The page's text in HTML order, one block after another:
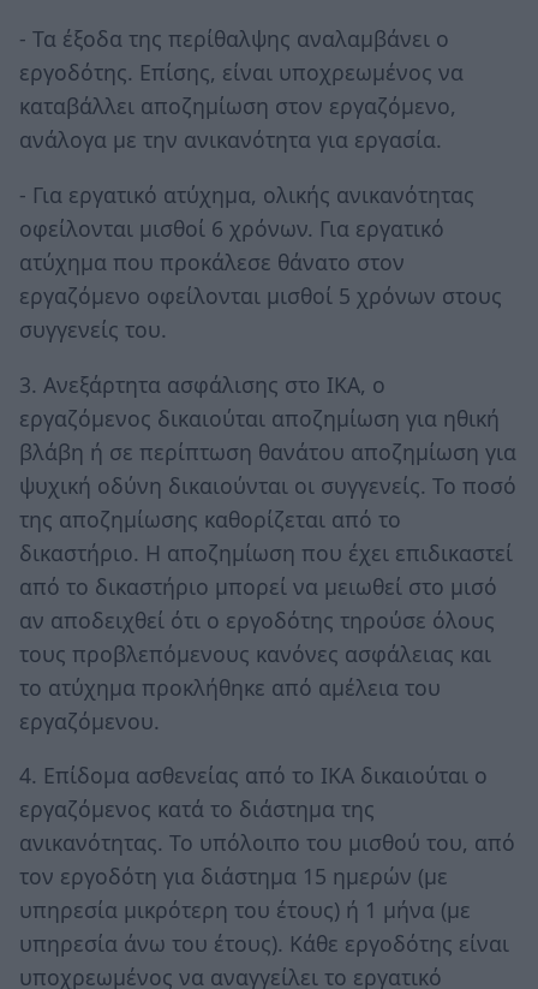
- Τα έξοδα της περίθαλψης αναλαμβάνει ο
εργοδότης. Επίσης, είναι υποχρεωμένος να
καταβάλλει αποζημίωση στον εργαζόμενο,
ανάλογα με την ανικανότητα για εργασία.
- Για εργατικό ατύχημα, ολικής ανικανότητας
οφείλονται μισθοί 6 χρόνων. Για εργατικό
ατύχημα που προκάλεσε θάνατο στον
εργαζόμενο οφείλονται μισθοί 5 χρόνων στους
συγγενείς του.
3. Ανεξάρτητα ασφάλισης στο ΙΚΑ, ο
εργαζόμενος δικαιούται αποζημίωση για ηθική
βλάβη ή σε περίπτωση θανάτου αποζημίωση για
ψυχική οδύνη δικαιούνται οι συγγενείς. Το ποσό
της αποζημίωσης καθορίζεται από το
δικαστήριο. Η αποζημίωση που έχει επιδικαστεί
από το δικαστήριο μπορεί να μειωθεί στο μισό
αν αποδειχθεί ότι ο εργοδότης τηρούσε όλους
τους προβλεπόμενους κανόνες ασφάλειας και
το ατύχημα προκλήθηκε από αμέλεια του
εργαζόμενου.
4. Επίδομα ασθενείας από το ΙΚΑ δικαιούται ο
εργαζόμενος κατά το διάστημα της
ανικανότητας. Το υπόλοιπο του μισθού του, από
τον εργοδότη για διάστημα 15 ημερών (με
υπηρεσία μικρότερη του έτους) ή 1 μήνα (με
υπηρεσία άνω του έτους). Κάθε εργοδότης είναι
υποχρεωμένος να αναγγείλει το εργατικό